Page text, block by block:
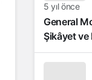
5 yıl önce
General
Şikâyet ve